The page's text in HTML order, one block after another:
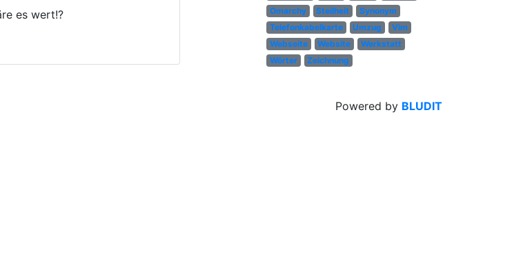
es wert!?
Omarchy
Steilheit
Synonym
Telefonkabelkarte
Umzug
Vim
Webseite
Website
Werkstatt
Wörter
Zeichnung
Powered by BLUDIT